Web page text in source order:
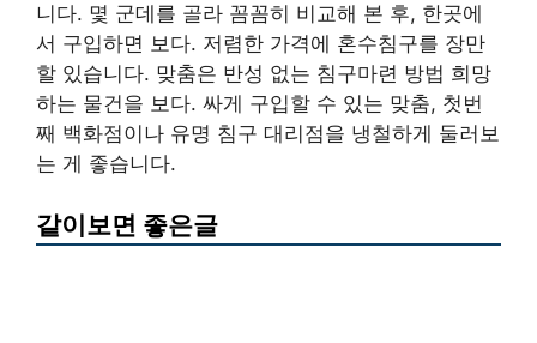
니다. 몇 군데를 골라 꼼꼼히 비교해 본 후, 한곳에
서 구입하면 보다. 저렴한 가격에 혼수침구를 장만
할 있습니다. 맞춤은 반성 없는 침구마련 방법 희망
하는 물건을 보다. 싸게 구입할 수 있는 맞춤, 첫번
째 백화점이나 유명 침구 대리점을 냉철하게 둘러보
는 게 좋습니다.
같이보면 좋은글